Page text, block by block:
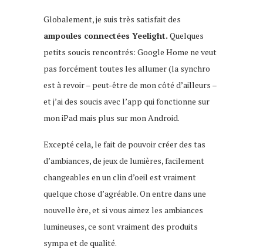
Globalement, je suis très satisfait des
ampoules connectées Yeelight. Quelques
petits soucis rencontrés: Google Home ne veut
pas forcément toutes les allumer (la synchro
est à revoir – peut-être de mon côté d’ailleurs –
et j’ai des soucis avec l’app qui fonctionne sur
mon iPad mais plus sur mon Android.
Excepté cela, le fait de pouvoir créer des tas
d’ambiances, de jeux de lumières, facilement
changeables en un clin d’oeil est vraiment
quelque chose d’agréable. On entre dans une
nouvelle ère, et si vous aimez les ambiances
lumineuses, ce sont vraiment des produits
sympa et de qualité.